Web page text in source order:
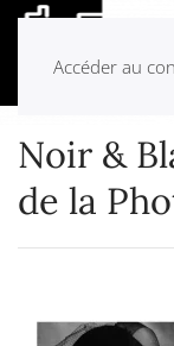
Accéder au
Noir &
de la